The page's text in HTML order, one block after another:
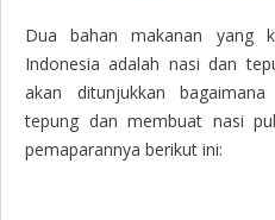
Dua bahan makanan yang
Indonesia adalah nasi dan
akan ditunjukkan
tepung dan membuat nasi
pemaparannya berikut ini: